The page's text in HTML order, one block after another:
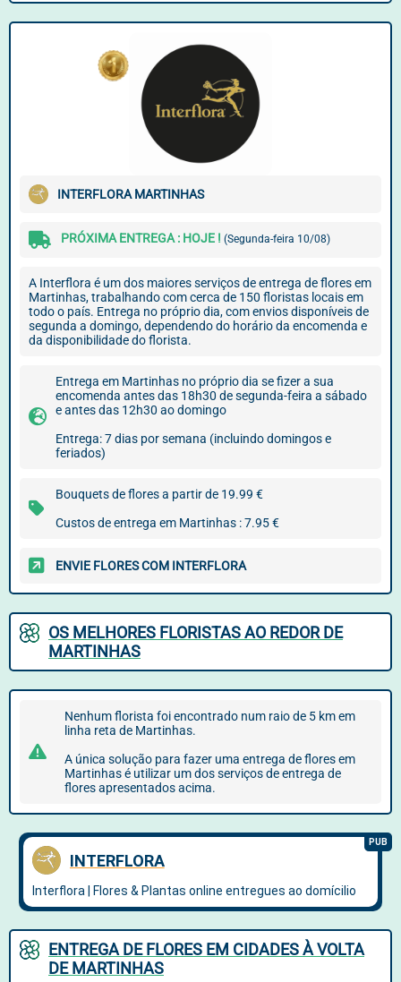
INTERFLORA MARTINHAS
PRÓXIMA ENTREGA : HOJE ! (Segunda-feira 10/08)
A Interflora é um dos maiores serviços de entrega de flores em
Martinhas, trabalhando com cerca de 150 floristas locais em
todo o país. Entrega no próprio dia, com envios disponíveis de
segunda a domingo, dependendo do horário da encomenda e
da disponibilidade do florista.
Entrega em Martinhas no próprio dia se fizer a sua
encomenda antes das 18h30 de segunda-feira a sábado
e antes das 12h30 ao domingo
Entrega: 7 dias por semana (incluindo domingos e
feriados)
Bouquets de flores a partir de 19.99 €
Custos de entrega em Martinhas : 7.95 €
ENVIE FLORES COM INTERFLORA
OS MELHORES FLORISTAS AO REDOR DE
MARTINHAS
Nenhum florista foi encontrado num raio de 5 km em
linha reta de Martinhas.
A única solução para fazer uma entrega de flores em
Martinhas é utilizar um dos serviços de entrega de
flores apresentados acima.
ENTREGA DE FLORES EM CIDADES À VOLTA
DE MARTINHAS